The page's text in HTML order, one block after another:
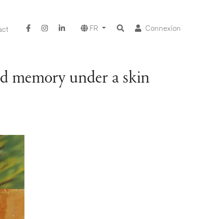
FR Connexion
memory under a skin